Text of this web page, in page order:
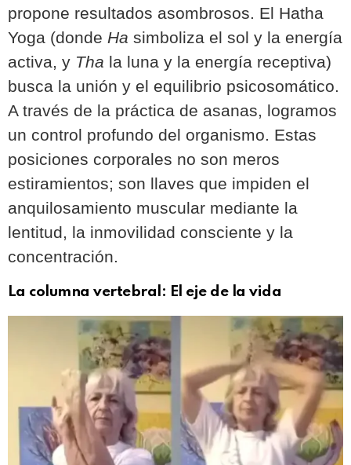
propone resultados asombrosos. El Hatha
Yoga (donde Ha simboliza el sol y la energía
activa, y Tha la luna y la energía receptiva)
busca la unión y el equilibrio psicosomático.
A través de la práctica de asanas, logramos
un control profundo del organismo. Estas
posiciones corporales no son meros
estiramientos; son llaves que impiden el
anquilosamiento muscular mediante la
lentitud, la inmovilidad consciente y la
concentración.
La columna vertebral: El eje de la vida